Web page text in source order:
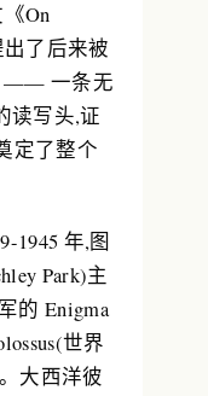
On
出了后来被
—— 一条无
读写头,证
定了整个
1945 年,图
Park)主
的 Enigma
(世界
大西洋彼